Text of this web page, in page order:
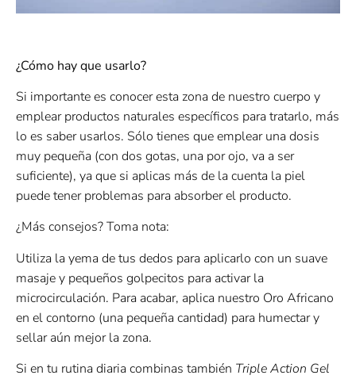
¿Cómo hay que usarlo?
Si importante es conocer esta zona de nuestro cuerpo y
emplear productos naturales específicos para tratarlo, más
lo es saber usarlos. Sólo tienes que emplear una dosis
muy pequeña (con dos gotas, una por ojo, va a ser
suficiente), ya que si aplicas más de la cuenta la piel
puede tener problemas para absorber el producto.
¿Más consejos? Toma nota:
Utiliza la yema de tus dedos para aplicarlo con un suave
masaje y pequeños golpecitos para activar la
microcirculación. Para acabar, aplica nuestro Oro Africano
en el contorno (una pequeña cantidad) para humectar y
sellar aún mejor la zona.
Si en tu rutina diaria combinas también Triple Action Gel